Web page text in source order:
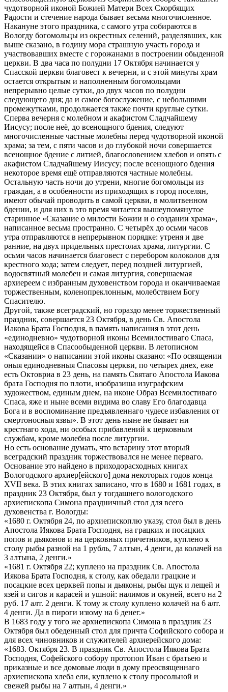
чудотворной иконой Божией Матери Всех Скорбящих
Радости и стечение народа бывает весьма многочисленное.
Накануне этого праздника, с самого утра собираются в
Вологду богомольцы из окрестных селений, разделявших, как
выше сказано, в годину мора страшную участь города и
участвовавших вместе с горожанами в построении обыденной
церкви. В два часа по полудни 17 Октября начинается у
Спасской церкви благовест к вечерни, и с этой минуты храм
остается открытым и наполненным богомольцами
непрерывно целые сутки, до двух часов по полудни
следующего дня; да и самое богослужение, с небольшими
промежутками, продолжается также почти круглые сутки.
Сперва вечерня с молебном и акафистом Сладчайшему
Иисусу; после неё, до всенощного бдения, следуют
многочисленные частные молебны перед чудотворной иконой
храма; за тем, с пяти часов и до глубокой ночи совершается
всенощное бдение с литией, благословением хлебов и опять с
акафистом Сладчайшему Иисусу; после всенощного бдения
некоторое время ещё отправляются частные молебны.
Остальную часть ночи до утрени, многие богомольцы из
граждан, а в особенности из приходящих в город поселян,
имеют обычай проводить в самой церкви, в молитвенном
бдении, и для них в это время читается вышеупомянутое
старинное «Сказание о милости Божии и о создании храма»,
написанное весьма пространно. С четырёх до осьми часов
утра отправляются в непрерывном порядке: утреня и две
ранние, на двух придельных престолах храма, литургии. С
осьми часов начинается благовест с перебором колоколов для
крестного хода; затем следует, перед поздней литургией,
водосвятный молебен и самая литургия, совершаемая
архиереем с избранным духовенством города и оканчиваемая
торжественным, коленопреклонным, молебствием Богу
Спасителю.
Другой, также всеградский, но гораздо менее торжественный
праздник, совершается 23 Октября, в день Св. Апостола
Иакова Брата Господня, в память написания в этот день
«единодневно» чудотворной иконы Всемилостиваго Спаса,
находящейся в Спасообыденной церкви. В летописном
«Сказании» о написании этой иконы сказано: «По освящении
оныя единодневныя Спасовы церкви, по четырех днех, еже
есть Октовриа в 23 день, на память Святаго Апостола Иакова
брата Господня по плоти, изобразиша изуграфским
художеством, единым днем, на иконе Образ Всемилостиваго
Спаса, яже и ныне всеми видима во славу Его благодавца
Бога и в воспоминание предъявленнаго чудесе избавления от
смертоносныя язвы». В этот день ныне не бывает ни
крестнаго хода, ни особых прибавлений к церковным
службам, кроме молебна после литургии.
Но есть основание думать, что встарину этот вторый
всеградский праздник торжествовался не менее перваго.
Основание это найдено в приходорасходных книгах
Вологодского архиер[ейского] дома некоторых годов конца
XVII века. В этих книгах записано, что в 1680 и 1681 годах, в
праздник 23 Октября, был у тогдашнего вологодского
архиепископа Симона праздничный стол для всего
духовенства г. Вологды:
«1680 г. Октября 24, по архиепископлю указу, стол был в день
Апостола Иякова Брата Господня, на грацких и посацких
попов и дьяконов и на церковных причетников, куплено к
столу рыбы разной на 1 рубль, 7 алтын, 4 денги, да колачей на
3 алтына, 2 денги.»
«1681 г. Октября 22; куплено на праздник Св. Апостола
Иякова Брата Господня, к столу, как обедали грацкие и
посацкие всех церквей попы и дьяконы, рыбы щук и лещей и
язей и сигов и карасей и ушной: налимов и окуней, всего на 2
руб. 17 алт. 2 денги. К тому ж столу куплено колачей на 6 алт.
4 денги. Да в пироги изюму на 6 денег.»
В 1683 году у того же архиепископа Симона в праздник 23
Октября был обеденный стол для причта Софийского собора и
для всех чиновников и служителей архиерейского дома:
«1683. Октября 23. В праздник Св. Апостола Иякова Брата
Господня, Софейского собору протопоп Иван с братьею и
приказные и все домовые люди в дому преосвященнаго
архиепископа хлеба ели, куплено к столу просольной и
свежей рыбы на 7 алтын, 4 денги.»